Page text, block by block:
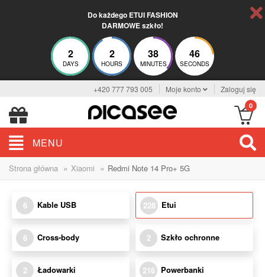
Do każdego ETUI FASHION
DARMOWE szkło!
2
DAYS
2
HOURS
38
MINUTES
45
SECONDS
+420 777 793 005 Moje konto Zaloguj się
0
MENU
Strona główna » Xiaomi » Redmi Note 14 Pro+ 5G
6 Kable USB 228 Etui
6 Cross-body 2 Szkło ochronne
2 Ładowarki 216 Powerbanki